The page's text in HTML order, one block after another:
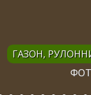
ГАЗОН,